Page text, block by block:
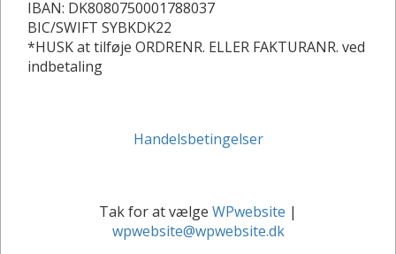
IBAN: DK8080750001788037
BIC/SWIFT SYBKDK22
*HUSK at tilføje ORDRENR. ELLER FAKTURANR. ved
indbetaling
Handelsbetingelser
Tak for at vælge WPwebsite |
wpwebsite@wpwebsite.dk